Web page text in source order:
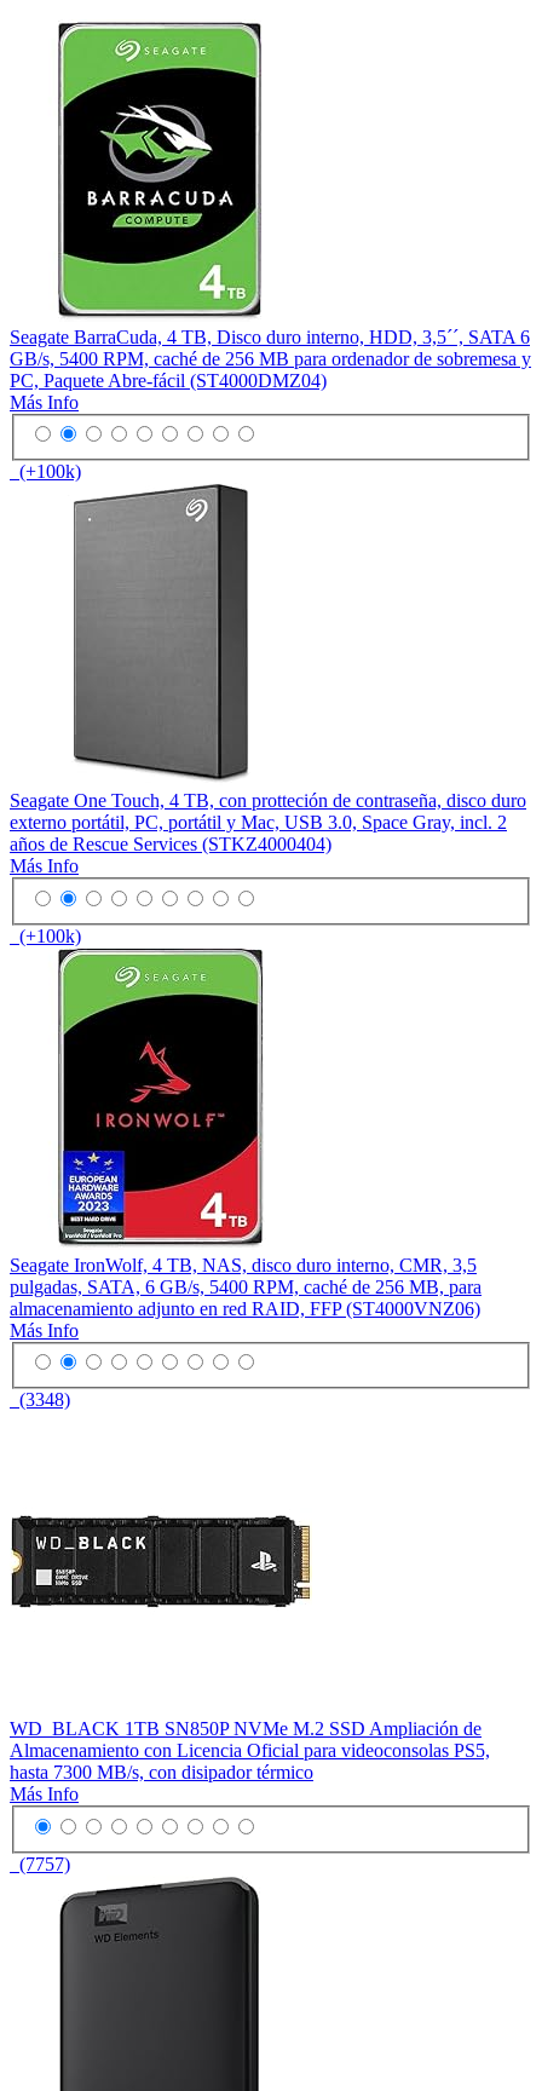
Seagate BarraCuda, 4 TB, Disco duro interno, HDD, 3,5´´, SATA 6
GB/s, 5400 RPM, caché de 256 MB para ordenador de sobremesa y
PC, Paquete Abre-fácil (ST4000DMZ04)
Más Info
(+100k)
Seagate One Touch, 4 TB, con protteción de contraseña, disco duro
externo portátil, PC, portátil y Mac, USB 3.0, Space Gray, incl. 2
años de Rescue Services (STKZ4000404)
Más Info
(+100k)
Seagate IronWolf, 4 TB, NAS, disco duro interno, CMR, 3,5
pulgadas, SATA, 6 GB/s, 5400 RPM, caché de 256 MB, para
almacenamiento adjunto en red RAID, FFP (ST4000VNZ06)
Más Info
(3348)
WD_BLACK 1TB SN850P NVMe M.2 SSD Ampliación de
Almacenamiento con Licencia Oficial para videoconsolas PS5,
hasta 7300 MB/s, con disipador térmico
Más Info
(7757)